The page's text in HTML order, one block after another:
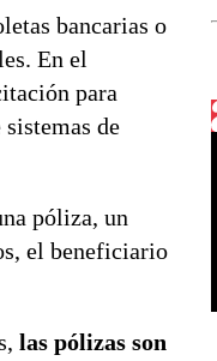
bancarias o
En el
para
de
póliza, un
el beneficiario
las pólizas son